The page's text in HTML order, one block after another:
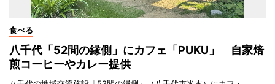
食べる
八千代「52間の縁側」にカフェ「PUKU」 自家焙
煎コーヒーやカレー提供